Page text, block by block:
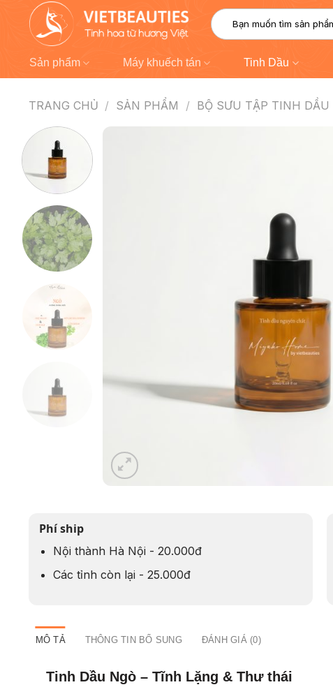
Chuyển
Tìm
kiếm:
Sản phẩm Máy khuếch tán Tinh Dầu
TRANG CHỦ / SẢN PHẨM / BỘ SƯU TẬP TINH DẦU
Phí ship
Nội thành Hà Nội - 20.000đ
Các tỉnh còn lại - 25.000đ
MÔ TẢ THÔNG TIN BỔ SUNG ĐÁNH GIÁ (0)
Tinh Dầu Ngò – Tĩnh Lặng & Thư thái